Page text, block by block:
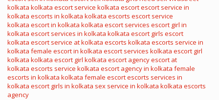
kolkata kolkata escort service kolkata escortescort service in
kolkata escorts in kolkata kolkata escorts escort service
kolkata escort in kolkata kolkata escort services escort girl in
kolkata escort services in kolkata kolkata escort girls escort
kolkata escort service at kolkata escorts kolkata escorts service in
kolkata female escort in kolkata escort services kolkata escort girl
kolkata kolkata escort girl kolkata escort agencyescort at
kolkata escorts service kolkata escort agency in kolkata female
escorts in kolkata kolkata female escortescorts services in
kolkata escort girls in kolkata sex service in kolkata kolkata escorts
agency